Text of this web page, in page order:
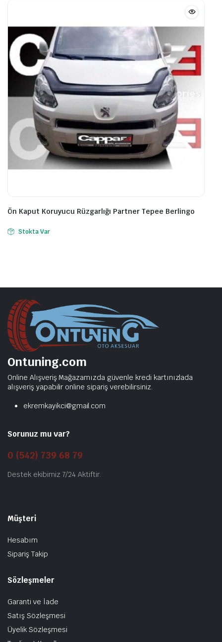
Ön Kaput Koruyucu Rüzgarlığı Partner Tepee Berlingo
Stokta Var
Ontuning.com
Online Alışveriş Mağazamızda güvenle kredi kartınızlada
alışveriş yapabilir online sipariş verebilirsiniz.
ekremkayikci@gmail.com
Sorunuz mu var?
0 (542) 739 68 79
Destek ekibimiz 7/24 Aktiftir.
Müşteri
Hesabım
Sipariş Takip
Sözleşmeler
Garanti ve İade
Satış Sözleşmesi
Üyelik Sözleşmesi